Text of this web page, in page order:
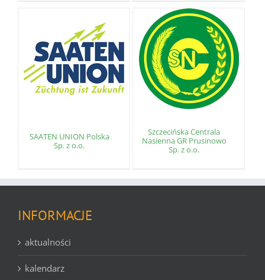
SAATEN UNION Polska
Sp. z o.o.
Szczecińska Centrala
Nasienna GR Prusinowo
Sp. z o.o.
INFORMACJE
aktualności
kalendarz